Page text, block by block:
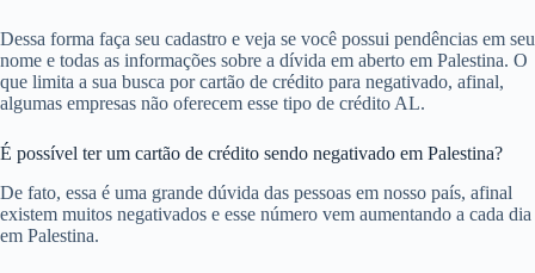
Dessa forma faça seu cadastro e veja se você possui pendências em seu
nome e todas as informações sobre a dívida em aberto em Palestina. O
que limita a sua busca por cartão de crédito para negativado, afinal,
algumas empresas não oferecem esse tipo de crédito AL.
É possível ter um cartão de crédito sendo negativado em Palestina?
De fato, essa é uma grande dúvida das pessoas em nosso país, afinal
existem muitos negativados e esse número vem aumentando a cada dia
em Palestina.